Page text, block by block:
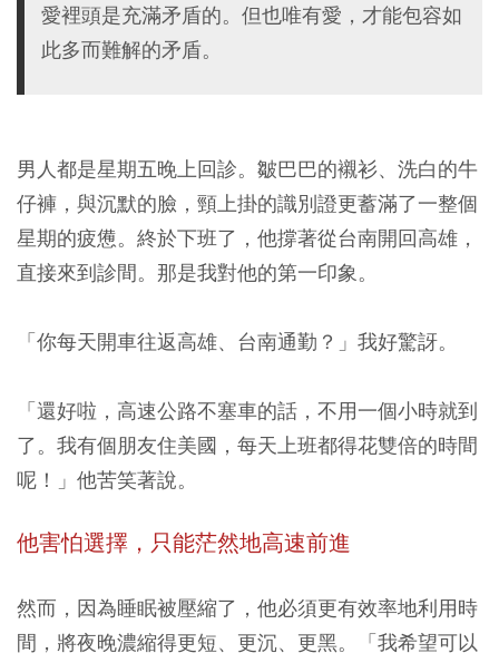
愛裡頭是充滿矛盾的。但也唯有愛，才能包容如
此多而難解的矛盾。
男人都是星期五晚上回診。皺巴巴的襯衫、洗白的牛
仔褲，與沉默的臉，頸上掛的識別證更蓄滿了一整個
星期的疲憊。終於下班了，他撐著從台南開回高雄，
直接來到診間。那是我對他的第一印象。
「你每天開車往返高雄、台南通勤？」我好驚訝。
「還好啦，高速公路不塞車的話，不用一個小時就到
了。我有個朋友住美國，每天上班都得花雙倍的時間
呢！」他苦笑著說。
他害怕選擇，只能茫然地高速前進
然而，因為睡眠被壓縮了，他必須更有效率地利用時
間，將夜晚濃縮得更短、更沉、更黑。「我希望可以